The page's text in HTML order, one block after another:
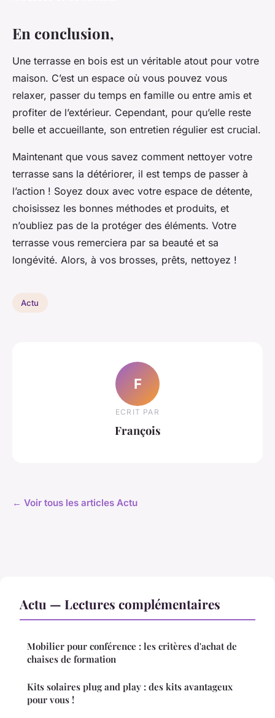
En conclusion,
Une terrasse en bois est un véritable atout pour votre
maison. C’est un espace où vous pouvez vous
relaxer, passer du temps en famille ou entre amis et
profiter de l’extérieur. Cependant, pour qu’elle reste
belle et accueillante, son entretien régulier est crucial.
Maintenant que vous savez comment nettoyer votre
terrasse sans la détériorer, il est temps de passer à
l’action ! Soyez doux avec votre espace de détente,
choisissez les bonnes méthodes et produits, et
n’oubliez pas de la protéger des éléments. Votre
terrasse vous remerciera par sa beauté et sa
longévité. Alors, à vos brosses, prêts, nettoyez !
Actu
F
ECRIT PAR
François
← Voir tous les articles Actu
Actu — Lectures complémentaires
Mobilier pour conférence : les critères d'achat de
chaises de formation
Kits solaires plug and play : des kits avantageux
pour vous !